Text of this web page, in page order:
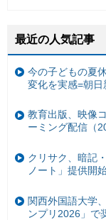
最近の人気記事
今の子どもの夏
変化を実感=朝日
教育出版、映像
ーミング配信（
クリサク、暗記
ノート」提供開
関西外国語大学
ンプリ2026」で